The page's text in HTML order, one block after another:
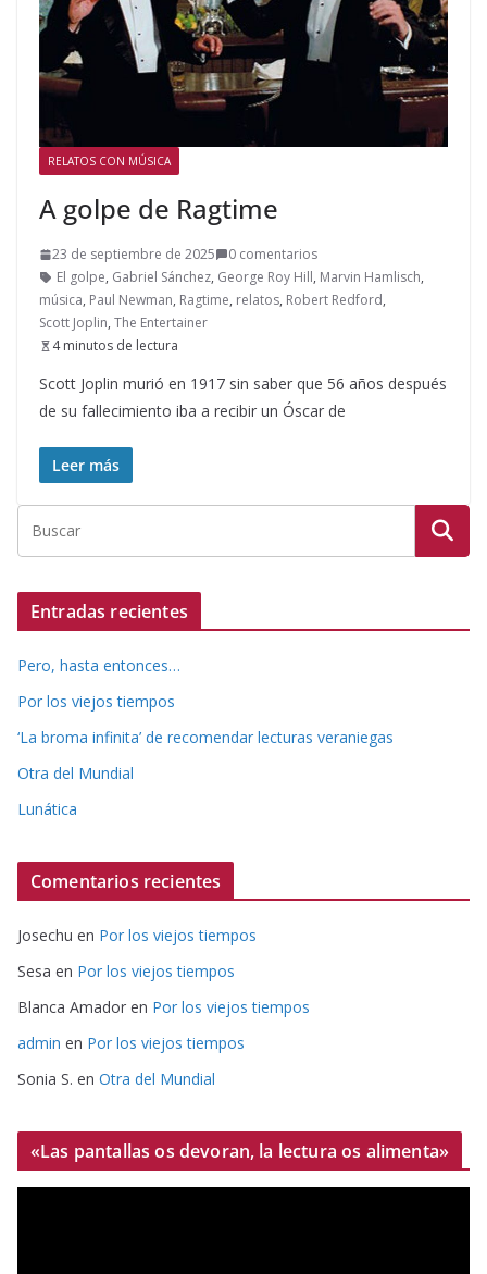
RELATOS CON MÚSICA
A golpe de Ragtime
23 de septiembre de 2025
0 comentarios
El golpe, Gabriel Sánchez, George Roy Hill, Marvin Hamlisch,
música, Paul Newman, Ragtime, relatos, Robert Redford,
Scott Joplin, The Entertainer
4 minutos de lectura
Scott Joplin murió en 1917 sin saber que 56 años después
de su fallecimiento iba a recibir un Óscar de
Leer más
Entradas recientes
Pero, hasta entonces…
Por los viejos tiempos
‘La broma infinita’ de recomendar lecturas veraniegas
Otra del Mundial
Lunática
Comentarios recientes
Josechu en Por los viejos tiempos
Sesa en Por los viejos tiempos
Blanca Amador en Por los viejos tiempos
admin en Por los viejos tiempos
Sonia S. en Otra del Mundial
«Las pantallas os devoran, la lectura os alimenta»